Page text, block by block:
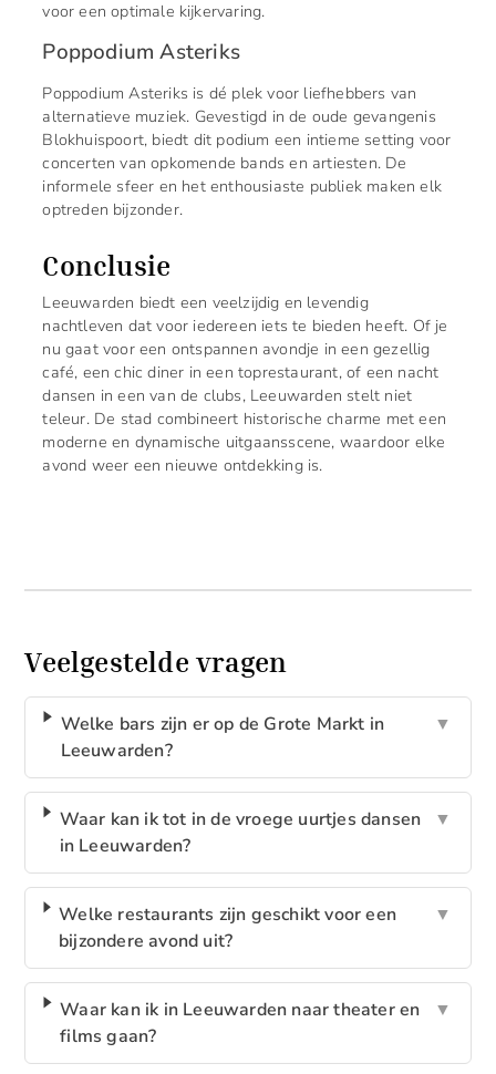
voor een optimale kijkervaring.
Poppodium Asteriks
Poppodium Asteriks is dé plek voor liefhebbers van
alternatieve muziek. Gevestigd in de oude gevangenis
Blokhuispoort, biedt dit podium een intieme setting voor
concerten van opkomende bands en artiesten. De
informele sfeer en het enthousiaste publiek maken elk
optreden bijzonder.
Conclusie
Leeuwarden biedt een veelzijdig en levendig
nachtleven dat voor iedereen iets te bieden heeft. Of je
nu gaat voor een ontspannen avondje in een gezellig
café, een chic diner in een toprestaurant, of een nacht
dansen in een van de clubs, Leeuwarden stelt niet
teleur. De stad combineert historische charme met een
moderne en dynamische uitgaansscene, waardoor elke
avond weer een nieuwe ontdekking is.
Veelgestelde vragen
Welke bars zijn er op de Grote Markt in
Leeuwarden?
▼
Waar kan ik tot in de vroege uurtjes dansen
in Leeuwarden?
▼
Welke restaurants zijn geschikt voor een
bijzondere avond uit?
▼
Waar kan ik in Leeuwarden naar theater en
films gaan?
▼